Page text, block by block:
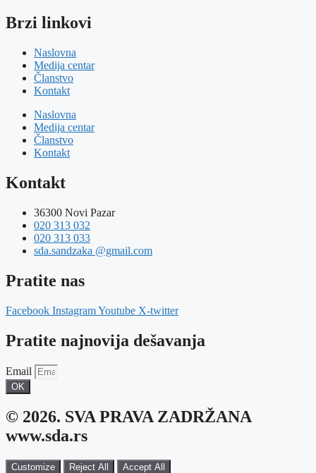
Brzi linkovi
Naslovna
Medija centar
Članstvo
Kontakt
Naslovna
Medija centar
Članstvo
Kontakt
Kontakt
36300 Novi Pazar
020 313 032
020 313 033
sda.sandzaka @gmail.com
Pratite nas
Facebook InstagramYoutube X-twitter
Pratite najnovija dešavanja
Email
OK
© 2026. SVA PRAVA ZADRŽANA
www.sda.rs
Customize Reject All Accept All